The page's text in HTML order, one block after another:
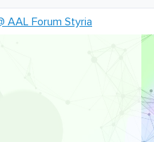
AAL Forum Styria